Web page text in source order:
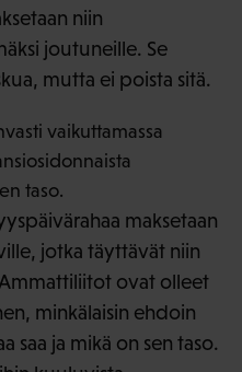
niin
joutuneille. Se
mutta ei poista sitä.
vaikuttamassa
taso.
maksetaan
jotka täyttävät niin
ovat olleet
minkälaisin ehdoin
saa ja mikä on sen taso.